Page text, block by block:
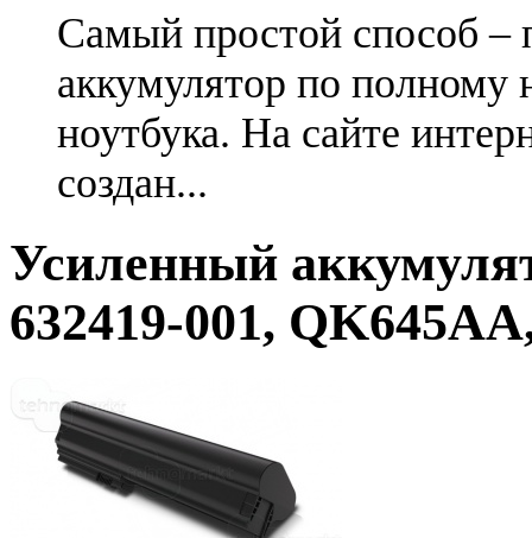
Самый простой способ –
аккумулятор по
ноутбука. На сайте
создан...
Усиленный
632419-001,